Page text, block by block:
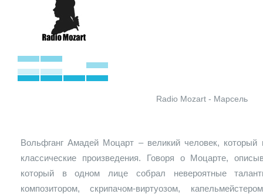
Radio Mozart - Марсель
Вольфганг Амадей Моцарт – великий человек, который
классические произведения. Говоря о Моцарте,
который в одном лице собрал невероятные
композитором, скрипачом-виртуозом,